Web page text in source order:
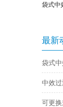
袋式中
最新
袋式
中效
可更